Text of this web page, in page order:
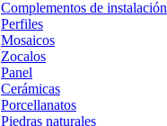
Complementos de instalación
Perfiles
Mosaicos
Zocalos
Panel
Cerámicas
Porcellanatos
Piedras naturales